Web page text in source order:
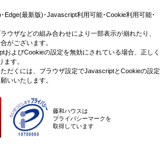
Edge(最新版)･Javascript利用可能･Cookie利用可能･
ウザなどの組み合わせにより一部表示が崩れたり、
がございます。
よびCookieの設定を無効にされている場合、正しく
す。
だくには、ブラウザ設定でJavascriptとCookieの設定
いいたします。
藤和ハウスは
プライバシーマークを
取得しています